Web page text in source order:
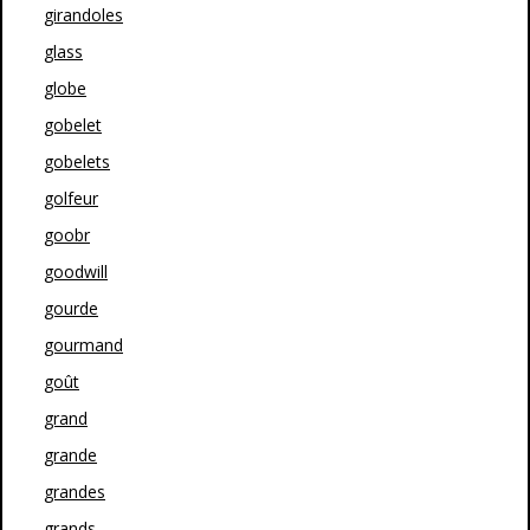
girandoles
glass
globe
gobelet
gobelets
golfeur
goobr
goodwill
gourde
gourmand
goût
grand
grande
grandes